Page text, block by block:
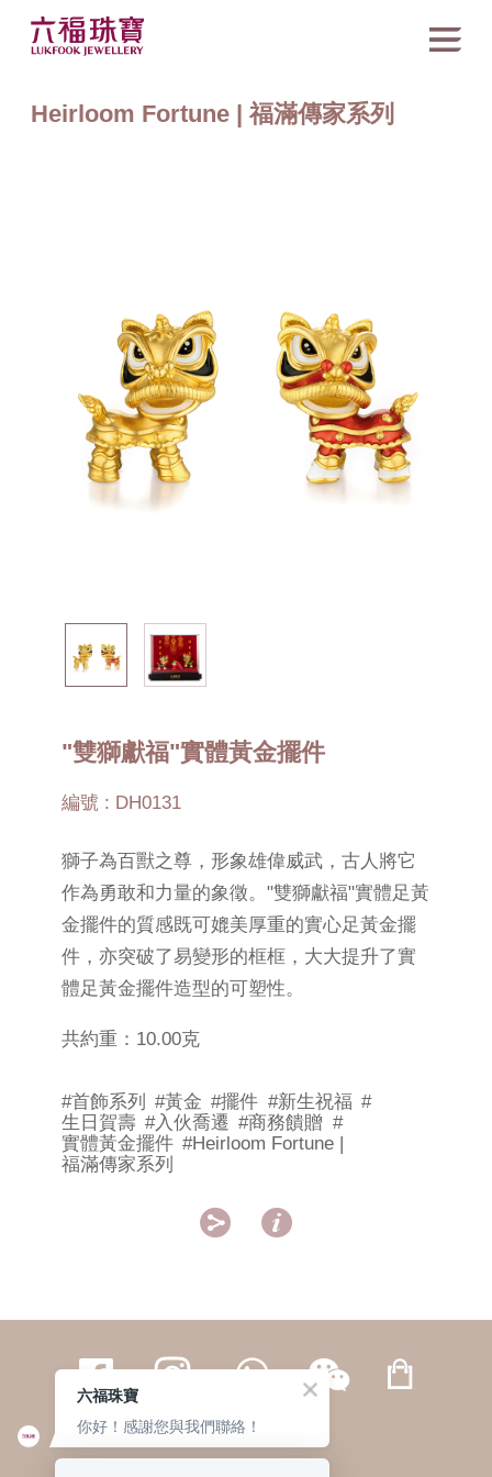
Heirloom Fortune | 福滿傳家系列
"雙獅獻福"實體黃金擺件
編號 : DH0131
獅子為百獸之尊，形象雄偉威武，古人將它
作為勇敢和力量的象徵。"雙獅獻福"實體足黃
金擺件的質感既可媲美厚重的實心足黃金擺
件，亦突破了易變形的框框，大大提升了實
體足黃金擺件造型的可塑性。
共約重：10.00克
#首飾系列 #黃金 #擺件 #新生祝福 #
生日賀壽 #入伙喬遷 #商務饋贈 #
實體黃金擺件 #Heirloom Fortune |
福滿傳家系列
 
繁體 | 簡体
六福珠寶
你好！感謝您與我們聯絡！